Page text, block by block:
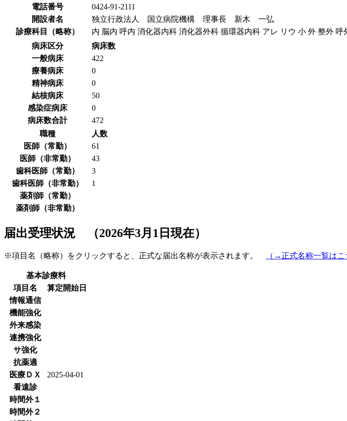
電話番号
0424-91-2111
開設者名
独立行政法人 国立病院機構 理事長 新木 一弘
診療科目（略称）
内 脳内 呼内 消化器内科 消化器外科 循環器内科 アレ リウ 小 外 整外
病床区分
病床数
一般病床
422
療養病床
0
精神病床
0
結核病床
50
感染症病床
0
病床数合計
472
職種
人数
医師（常勤）
61
医師（非常勤）
43
歯科医師（常勤）
3
歯科医師（非常勤）
1
薬剤師（常勤）
薬剤師（非常勤）
届出受理状況 （2026年3月1日現在）
※項目名（略称）をクリックすると、正式な届出名称が表示されます。 （→正式名称一覧はこ
基本診療料
項目名
算定開始日
情報通信
機能強化
外来感染
連携強化
サ強化
抗薬適
医療ＤＸ
2025-04-01
看遠診
時間外１
時間外２